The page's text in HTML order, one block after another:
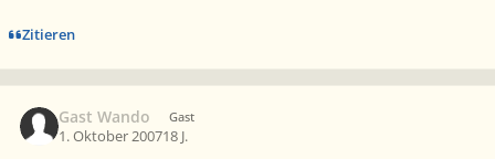
Zitieren
Gast Wando Gast
1. Oktober 200718 J.